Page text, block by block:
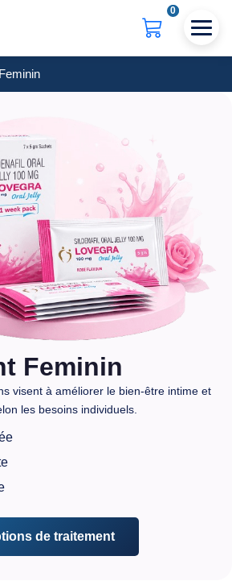
0
Feminin
visent à améliorer le bien-être intime et
les besoins individuels.
de traitement